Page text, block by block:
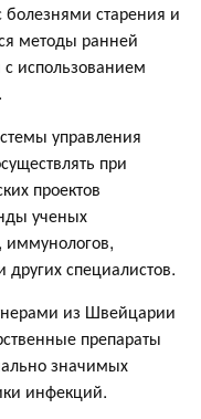
старения и
методы ранней
использованием
управления
при
проектов
ученых
иммунологов,
специалистов.
из Швейцарии
препараты
значимых
инфекций.